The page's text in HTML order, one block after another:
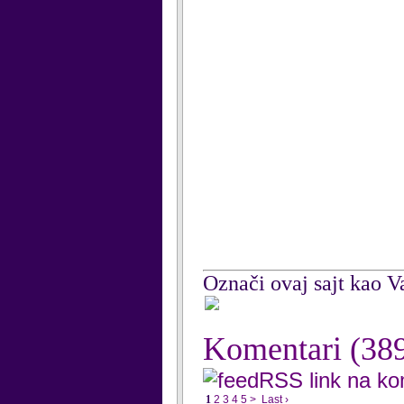
Označi ovaj sajt kao
Komentari
RSS link na
1 2 3 4 5 > Last ›